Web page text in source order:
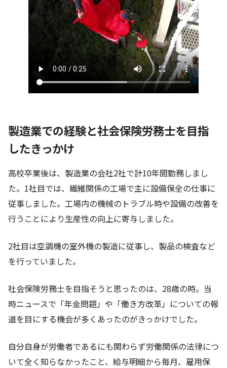
製造業での経験と社会保険労務士を目指
したきっかけ
高校卒業後は、製造業の会社2社で計10年間勤務しまし
た。1社目では、繊維関係の工場で主に設備保全の仕事に
従事しました。工場内の機械のトラブル時や設備の改善を
行うことにより生産性の向上に寄与しました。
2社目は空調機の室外機の製造に従事し、製品の検査など
を行っていました。
社会保険労務士を目指そうと思ったのは、28歳の時。当
時ニュースで「年金問題」や「働き方改革」についての報
道を目にする機会が多くあったのがきっかけでした。
自分自身が労働者であるにも関わらず労働関係の法律につ
いて全く知らなかったこと、給与明細から毎月、雇用保